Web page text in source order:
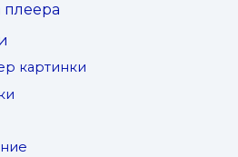
плеера
картинки